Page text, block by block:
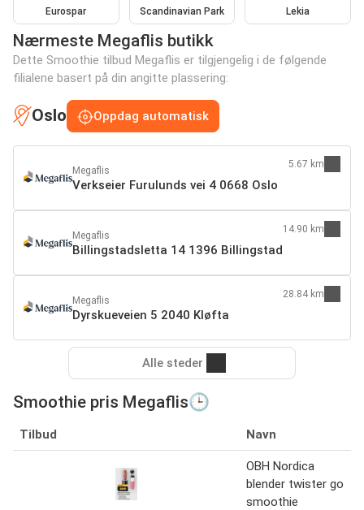
Eurospar Scandinavian Park Lekia
Nærmeste Megaflis butikk
Dette Smoothie tilbud Megaflis er tilgjengelig i de følgende
filialene basert på din angitte plassering:
Oslo Oppdag automatisk
Megaflis
Verkseier Furulunds vei 4 0668 Oslo
5.67 km
Megaflis
Billingstadsletta 14 1396 Billingstad
14.90 km
Megaflis
Dyrskueveien 5 2040 Kløfta
28.84 km
Alle steder
Smoothie pris Megaflis🕒
Tilbud Navn
OBH Nordica
blender twister go
smoothie